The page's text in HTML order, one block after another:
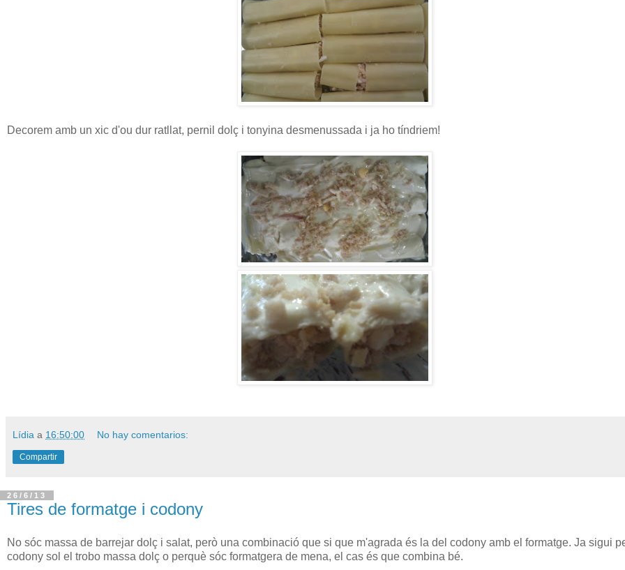
Decorem amb un xic d'ou dur ratllat, pernil dolç i tonyina desmenussada i ja ho tíndriem!
Lídia a 16:50:00 No hay comentarios:
Compartir
26/6/13
Tires de formatge i codony
No sóc massa de barrejar dolç i salat, però una combinació que si que m'agrada és la del codony amb el formatge. Ja sigui
codony sol el trobo massa dolç o perquè sóc formatgera de mena, el cas és que combina bé.